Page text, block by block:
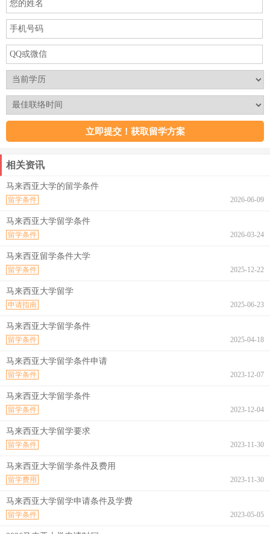
相关资讯
马来西亚大学的留学条件
2026-06-09
留学条件
马来西亚大学留学条件
2026-03-24
留学条件
马来西亚留学条件大学
2025-12-22
留学条件
马来西亚大学留学
2025-06-23
申请指南
马来西亚大学留学条件
2025-04-18
留学条件
马来西亚大学留学条件申请
2023-12-07
留学条件
马来西亚大学留学条件
2023-12-04
留学条件
马来西亚大学留学要求
2023-11-30
留学条件
马来西亚大学留学条件及费用
2023-11-30
留学费用
马来西亚大学留学申请条件及学费
2023-05-05
留学条件